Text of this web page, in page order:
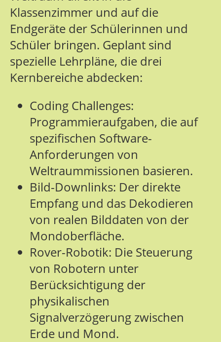
Klassenzimmer und auf die
Endgeräte der Schülerinnen und
Schüler bringen. Geplant sind
spezielle Lehrpläne, die drei
Kernbereiche abdecken:
Coding Challenges:
Programmieraufgaben, die auf
spezifischen Software-
Anforderungen von
Weltraummissionen basieren.
Bild-Downlinks: Der direkte
Empfang und das Dekodieren
von realen Bilddaten von der
Mondoberfläche.
Rover-Robotik: Die Steuerung
von Robotern unter
Berücksichtigung der
physikalischen
Signalverzögerung zwischen
Erde und Mond.